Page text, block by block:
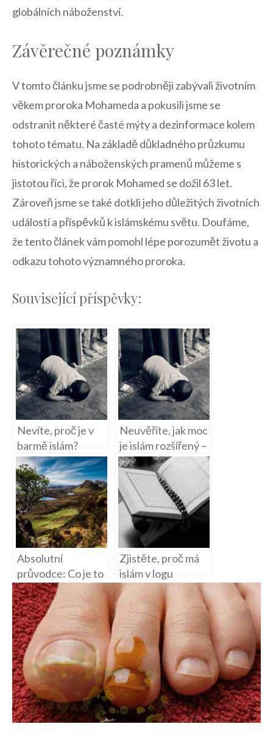
globálních​ náboženství.
Závěrečné poznámky
V tomto článku jsme se podrobněji‍ zabývali životním‌
věkem proroka Mohameda a pokusili ⁣jsme se
odstranit ⁤některé časté mýty a dezinformace kolem
tohoto tématu. Na ‍základě důkladného ⁤průzkumu
historických a náboženských pramenů můžeme‌ s
jistotou ⁢říci, že prorok Mohamed ​se dožil 63 let.
Zároveň jsme se ⁣také⁣ dotkli ​jeho důležitých životních
událostí a příspěvků k⁣ islámskému světu. Doufáme,
⁤že tento článek vám pomohl lépe porozumět životu a
odkazu tohoto významného ⁣proroka.
Související příspěvky:
Nevíte, proč je v
barmě islám?
Překvapivá
odpověď v článku!
Neuvěříte, jak moc
je islám rozšířený –
počet věřících po
celém světě!
Absolutní
průvodce: Co je to
isl a funkce
logistika
Zjistěte, proč má
islám v logu
půlměsíc